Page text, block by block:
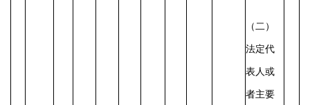
（二）
法定代
表人或
者主要